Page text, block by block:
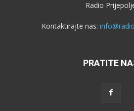
Radio
Kontaktirajte nas:
PRATITE